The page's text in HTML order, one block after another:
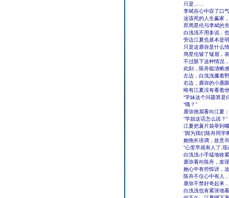
只是……
李斌在心中叹了口
这该死的人生赢家
而周星伦与李斌的
白浅浅不用多说，
旁边江夏也基本是
只是这鹿弥是什么
周星伦皱了皱眉，
不过眼下这种情况
此刻，陈舟能清晰
左边，白浅浅攥着
右边，鹿弥的小鹿
唯有江夏没有看着
“学妹这个问题算是
“哦？”
鹿弥挑眉看向江夏：
“学姐这话怎么说？”
江夏把薯片袋举到
“因为我们陈舟同
她拖长语调，故意
“心里早就有人了,
白浅浅小手猛地收
鹿弥看向陈舟，发
她心中有些惊讶，
陈舟不仅心中有人
鹿弥不禁好奇起来
白浅浅也有紧张地